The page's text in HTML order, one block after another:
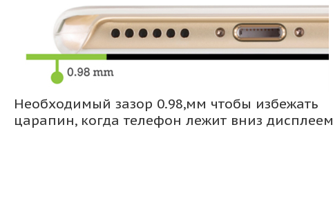
Необходимый зазор 0.98,мм чтобы избежать
царапин, когда телефон лежит вниз дисплеем